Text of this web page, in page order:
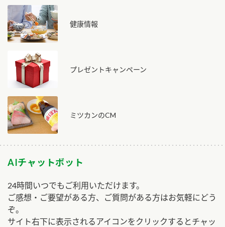
健康情報
プレゼントキャンペーン
ミツカンのCM
AIチャットボット
24時間いつでもご利用いただけます。
ご感想・ご要望がある方、ご質問がある方はお気軽にどう
ぞ。
サイト右下に表示されるアイコンをクリックするとチャッ